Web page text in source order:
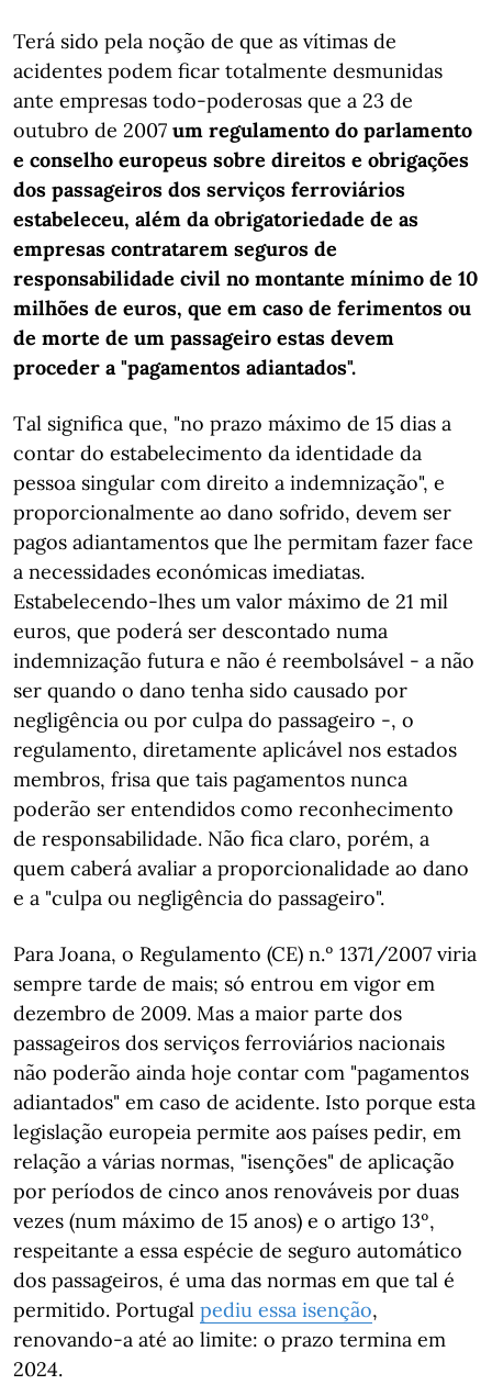
Terá sido pela noção de que as vítimas de
acidentes podem ficar totalmente desmunidas
ante empresas todo-poderosas que a 23 de
outubro de 2007 um regulamento do parlamento
e conselho europeus sobre direitos e obrigações
dos passageiros dos serviços ferroviários
estabeleceu, além da obrigatoriedade de as
empresas contratarem seguros de
responsabilidade civil no montante mínimo de 10
milhões de euros, que em caso de ferimentos ou
de morte de um passageiro estas devem
proceder a "pagamentos adiantados".
Tal significa que, "no prazo máximo de 15 dias a
contar do estabelecimento da identidade da
pessoa singular com direito a indemnização", e
proporcionalmente ao dano sofrido, devem ser
pagos adiantamentos que lhe permitam fazer face
a necessidades económicas imediatas.
Estabelecendo-lhes um valor máximo de 21 mil
euros, que poderá ser descontado numa
indemnização futura e não é reembolsável - a não
ser quando o dano tenha sido causado por
negligência ou por culpa do passageiro -, o
regulamento, diretamente aplicável nos estados
membros, frisa que tais pagamentos nunca
poderão ser entendidos como reconhecimento
de responsabilidade. Não fica claro, porém, a
quem caberá avaliar a proporcionalidade ao dano
e a "culpa ou negligência do passageiro".
Para Joana, o Regulamento (CE) n.º 1371/2007 viria
sempre tarde de mais; só entrou em vigor em
dezembro de 2009. Mas a maior parte dos
passageiros dos serviços ferroviários nacionais
não poderão ainda hoje contar com "pagamentos
adiantados" em caso de acidente. Isto porque esta
legislação europeia permite aos países pedir, em
relação a várias normas, "isenções" de aplicação
por períodos de cinco anos renováveis por duas
vezes (num máximo de 15 anos) e o artigo 13º,
respeitante a essa espécie de seguro automático
dos passageiros, é uma das normas em que tal é
permitido. Portugal pediu essa isenção,
renovando-a até ao limite: o prazo termina em
2024.